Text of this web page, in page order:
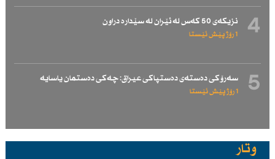
4 نزیكەی 50 كەس لە ئێران لە سێدارە دراون
1 رۆژ پێش ئێستا
5 سەرۆكی دەستەی دەستپاكی عیراق: چەكی دەستمان یاسایە
1 رۆژ پێش ئێستا
وتار